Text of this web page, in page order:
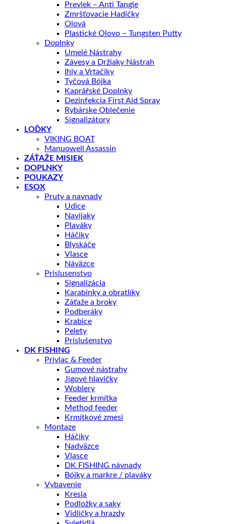
Prevlek – Anti Tangle
Zmršťovacie Hadičky
Olová
Plastické Olovo – Tungsten Putty
Doplnky
Umelé Nástrahy
Závesy a Držiaky Nástrah
Ihly a Vrtačiky
Tyčová Bójka
Kaprářské Doplnky
Dezinfekcia First Aid Spray
Rybárske Oblečenie
Signalizátory
LOĎKY
VIKING BOAT
Manuowell Assassin
ZÁŤAŽE MISIEK
DOPLNKY
POUKAZY
ESOX
Pruty a navnady
Udice
Navijaky
Plaváky
Háčiky
Blyskáče
Vlasce
Náväzce
Prislusenstvo
Signalizácia
Karabinky a obratlíky
Záťaže a broky
Podberáky
Krabice
Pelety
Príslušenstvo
DK FISHING
Privlac & Feeder
Gumové nástrahy
Jigové hlavičky
Woblery
Feeder krmítka
Method feeder
Krmítkové zmesi
Montaze
Háčiky
Nadväzce
Vlasce
DK FISHING návnady
Bójky a markre / plaváky
Vybavenie
Kresla
Podložky a saky
Vidličky a hrazdy